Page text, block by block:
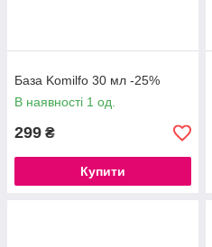
База Komilfo 30 мл -25%
В наявності 1 од.
299 ₴
Купити